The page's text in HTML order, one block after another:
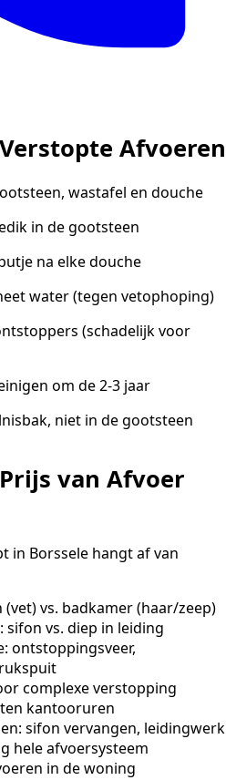
Afvoeren
wastafel en douche
in de gootsteen
na elke douche
water (tegen vetophoping)
(schadelijk voor
om de 2-3 jaar
niet in de gootsteen
van Afvoer
in Borssele hangt af van
vs. badkamer (haar/zeep)
sifon vs. diep in leiding
ontstoppingsveer,
complexe verstopping
kantooruren
sifon vervangen, leidingwerk
hele afvoersysteem
in de woning